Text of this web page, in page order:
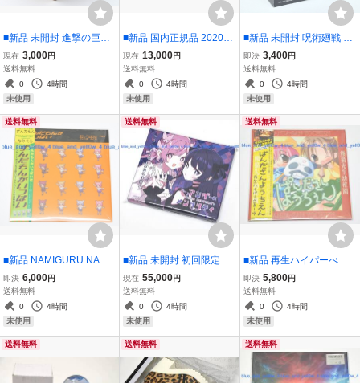
■新品 未開封 進撃の巨人
トレーディング缶バッジ v
ol.10 1BOX エレン ミカサ
リヴァイ ハンジ アニ ジャ
ン ライナー
現在 3,000円
送料無料
0
4時間
未使用
■新品 国内正規品 2020年
購入 27.5cm NIKE DUNK
LOW SP Syracuse US9.5
CU1726-101 sb qs シラ
キュース
現在 13,000円
送料無料
0
4時間
未使用
■新品 未開封 呪術廻戦 第
2期 キラステコレクショ
ン 1BOX 五条悟 夏油傑
即決 3,400円
送料無料
0
4時間
未使用
送料無料
■新品 NAMIGURU NAMI
GROOVE なみぐる 1st Al
bum ずんだもんがいっぱ
い LP アナログ盤 レコー
ド Vinyl なみぐるP
即決 6,000円
送料無料
0
4時間
未使用
送料無料
■新品 未開封 初回限定盤
ツユ アンダーメンタリテ
ィ CD + Blu-ray 双葉陽 ぷ
す
現在 55,000円
送料無料
0
4時間
未使用
送料無料
■新品 再生ハイパーべる
ーヴ ぱんださんようちえ
ん LP アナログ レコード
Vinyl 園田まひる 茶太 霜
月はるか rita
即決 5,800円
送料無料
0
4時間
未使用
送料無料 送料無料 送料無料